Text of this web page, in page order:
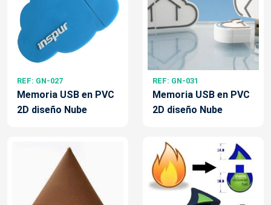
REF: GN-027
Memoria USB en PVC
2D diseño Nube
REF: GN-031
Memoria USB en PVC
2D diseño Nube